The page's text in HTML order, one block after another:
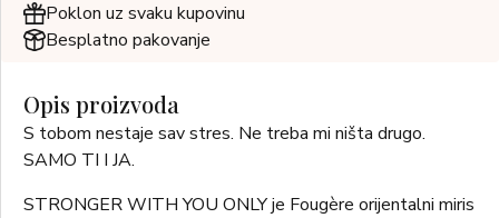
Poklon uz svaku kupovinu
Besplatno pakovanje
Opis proizvoda
S tobom nestaje sav stres. Ne treba mi ništa drugo.
SAMO TI I JA.
STRONGER WITH YOU ONLY je Fougère orijentalni miris